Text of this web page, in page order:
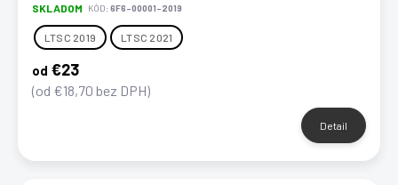
SKLADOM KÓD: 6F6-00001-2019
LTSC 2019 LTSC 2021
od €23
(od €18,70 bez DPH)
Detail